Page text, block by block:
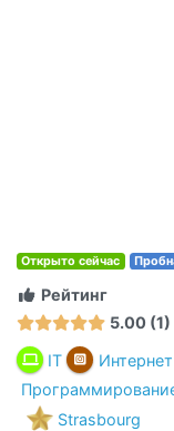
Открыто сейчас
Рейтинг
5.00 1
IT
Strasbourg